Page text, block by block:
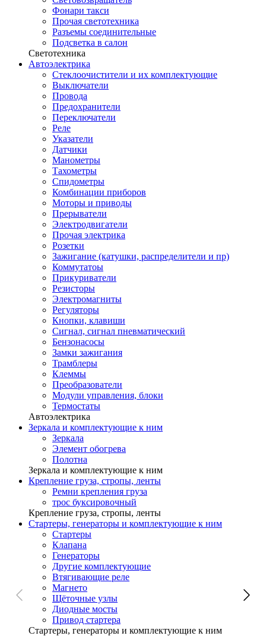
Фонари такси
Прочая светотехника
Разъемы соединительные
Подсветка в салон
Светотехника
Автоэлектрика
Стеклоочистители и их комплектующие
Выключатели
Провода
Предохранители
Переключатели
Реле
Указатели
Датчики
Манометры
Тахометры
Спидометры
Комбинации приборов
Моторы и приводы
Прерыватели
Электродвигатели
Прочая электрика
Розетки
Зажигание (катушки, распределители и пр)
Коммутатоы
Прикуриватели
Резисторы
Электромагниты
Регуляторы
Кнопки, клавиши
Сигнал, сигнал пневматический
Бензонасосы
Замки зажигания
Трамблеры
Клеммы
Преобразователи
Модули управления, блоки
Термостаты
Автоэлектрика
Зеркала и комплектующие к ним
Зеркала
Элемент обогрева
Полотна
Зеркала и комплектующие к ним
Крепление груза, стропы, ленты
Ремни крепления груза
трос буксировочный
Крепление груза, стропы, ленты
Стартеры, генераторы и комплектующие к ним
Стартеры
Клапана
Генераторы
Другие комплектующие
Втягивающие реле
Магнето
Щёточные узлы
Диодные мосты
Привод стартера
Стартеры, генераторы и комплектующие к ним